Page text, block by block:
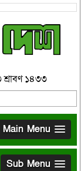
১৪৩৩
Main Menu
Sub Menu